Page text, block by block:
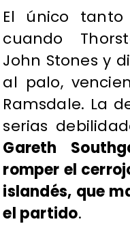
El único
cuando
John Stones y
al palo,
Ramsdale. La
serias
Gareth
romper el
islandés, que
el partido.